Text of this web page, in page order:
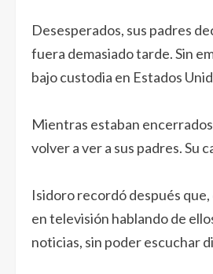
Desesperados, sus padres
fuera demasiado tarde. Sin
bajo custodia en Estados
Mientras estaban
volver a ver a sus padres. Su
Isidoro recordó después
en televisión hablando de
noticias, sin poder escuchar